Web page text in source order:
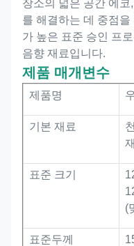
장소의 넓은 공간 에코
를 해결하는 데 중점
가 높은 표준 승인 프
음향 재료입니다.
제품 매개변수
제품명
기본 재료
재
표준 크기
(
표준두께